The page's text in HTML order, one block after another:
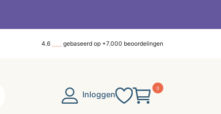
4.6 gebaseerd op +7.000 beoordelingen
Inloggen
0